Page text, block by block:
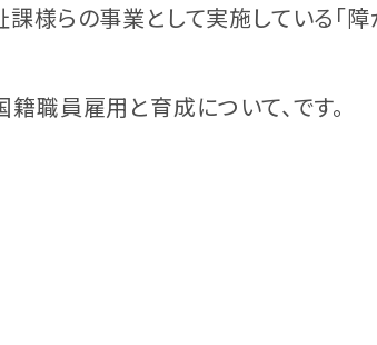
様らの事業として実施している「
職員雇用と育成について、です。